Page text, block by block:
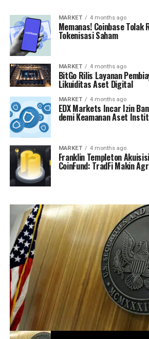
MARKET 4 months ago
Memanas! Coinbase Tolak
Tokenisasi Saham
MARKET 4 months ago
BitGo Rilis Layanan
Likuiditas Aset Digital
MARKET 4 months ago
EDX Markets Incar Izin
demi Keamanan Aset
MARKET 4 months ago
Franklin Templeton
CoinFund: TradFi Makin